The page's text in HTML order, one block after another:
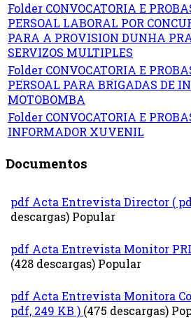
Folder CONVOCATORIA E
PERSOAL LABORAL POR
PARA A PROVISION DUNHA
SERVIZOS MULTIPLES
Folder CONVOCATORIA E
PERSOAL PARA BRIGADAS DE
MOTOBOMBA
Folder CONVOCATORIA E
INFORMADOR XUVENIL
Documentos
pdf Acta Entrevista Director (
descargas) Popular
pdf Acta Entrevista Monitor
(428 descargas) Popular
pdf Acta Entrevista Monitora
pdf, 249 KB ) (475 descargas)